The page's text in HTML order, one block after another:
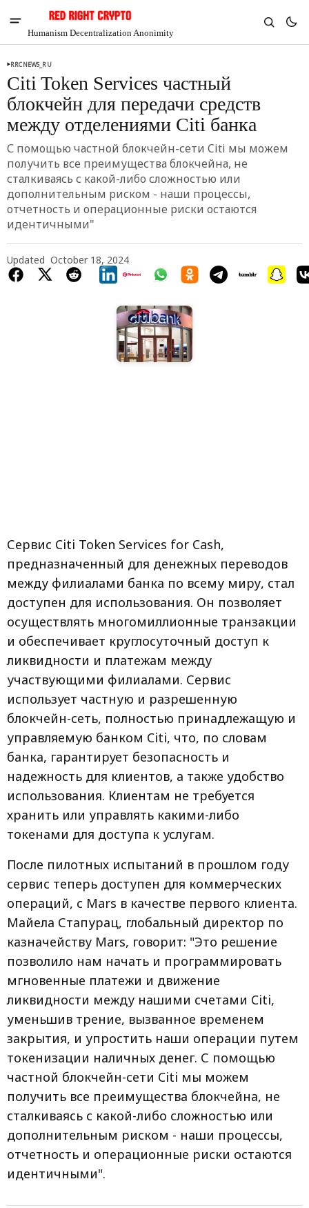
Humanism Decentralization Anonimity
Chia
$1.37
-5.58%
RRCNEWS_RU
Citi Token Services частный
блокчейн для передачи средств
между отделениями Сiti банка
С помощью частной блокчейн-сети Citi мы можем
получить все преимущества блокчейна, не
сталкиваясь с какой-либо сложностью или
дополнительным риском - наши процессы,
отчетность и операционные риски остаются
идентичными"
Updated October 18, 2024
Сервис Citi Token Services for Cash,
предназначенный для денежных переводов
между филиалами банка по всему миру, стал
доступен для использования. Он позволяет
осуществлять многомиллионные транзакции
и обеспечивает круглосуточный доступ к
ликвидности и платежам между
участвующими филиалами. Сервис
использует частную и разрешенную
блокчейн-сеть, полностью принадлежащую и
управляемую банком Citi, что, по словам
банка, гарантирует безопасность и
надежность для клиентов, а также удобство
использования. Клиентам не требуется
хранить или управлять какими-либо
токенами для доступа к услугам.
После пилотных испытаний в прошлом году
сервис теперь доступен для коммерческих
операций, с Mars в качестве первого клиента.
Майела Стапурац, глобальный директор по
казначейству Mars, говорит: "Это решение
позволило нам начать и программировать
мгновенные платежи и движение
ликвидности между нашими счетами Citi,
уменьшив трение, вызванное временем
закрытия, и упростить наши операции путем
токенизации наличных денег. С помощью
частной блокчейн-сети Citi мы можем
получить все преимущества блокчейна, не
сталкиваясь с какой-либо сложностью или
дополнительным риском - наши процессы,
отчетность и операционные риски остаются
идентичными".